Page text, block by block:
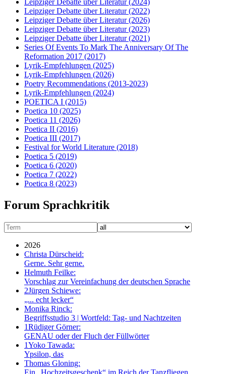
Leipziger Debatte über Literatur(2022)
Leipziger Debatte über Literatur(2026)
Leipziger Debatte über Literatur(2023)
Leipziger Debatte über Literatur(2021)
Series Of Events To Mark The Anniversary Of The
Reformation 2017 (2017)
Lyrik-Empfehlungen (2025)
Lyrik-Empfehlungen (2026)
Poetry Recommendations (2013-2023)
Lyrik-Empfehlungen (2024)
POETICA I (2015)
Poetica 10 (2025)
Poetica 11 (2026)
Poetica II (2016)
Poetica III (2017)
Festival for World Literature (2018)
Poetica 5 (2019)
Poetica 6 (2020)
Poetica 7 (2022)
Poetica 8 (2023)
Forum Sprachkritik
2026
Christa Dürscheid:
Gerne. Sehr gerne.
Helmuth Feilke:
Vorschlag zur Vereinfachung der deutschen Sprache
2Jürgen Schiewe:
„... echt lecker“
Monika Rinck:
Begriffsstudio 3 | Wortfeld: Tag- und Nachtzeiten
1Rüdiger Görner:
GENAU oder der Fluch der Füllwörter
1Yoko Tawada:
Ypsilon, das
Thomas Gloning:
Ein „Hochzeitsgeschenk“ im Reich der Tanzfliegen